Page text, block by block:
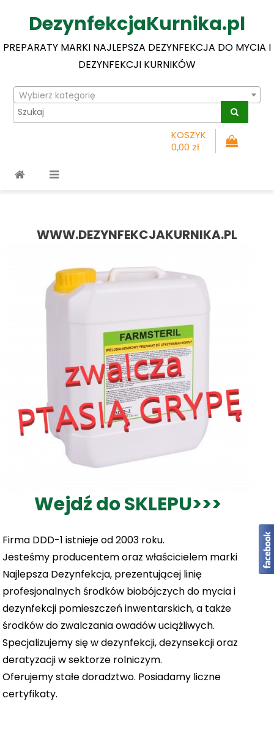
DezynfekcjaKurnika.pl
PREPARATY MARKI NAJLEPSZA DEZYNFEKCJA DO MYCIA I
DEZYNFEKCJI KURNIKÓW
Wybierz kategorię
KOSZYK
0,00 zł
WWW.DEZYNFEKCJAKURNIKA.PL
Wejdź do SKLEPU>>>
Firma DDD-1 istnieje od 2003 roku.
Jesteśmy producentem oraz właścicielem marki
Najlepsza Dezynfekcja, prezentującej linię
profesjonalnych środków biobójczych do mycia i
dezynfekcji pomieszczeń inwentarskich, a także
środków do zwalczania owadów uciążliwych.
Specjalizujemy się w dezynfekcji, dezynsekcji oraz
deratyzacji w sektorze rolniczym.
Oferujemy stałe doradztwo. Posiadamy liczne
certyfikaty.